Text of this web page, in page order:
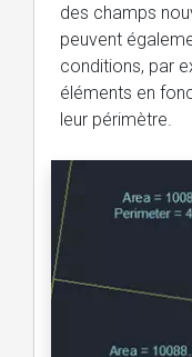
des champs
peuvent
conditions, par
éléments en
leur périmètre.